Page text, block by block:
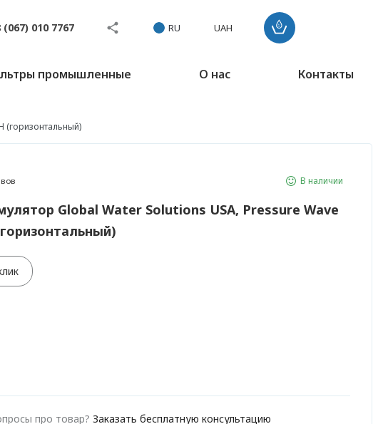
(067) 010 7767 RU UAH
промышленные О нас Контакты
(горизонтальный)
В наличии
Global Water Solutions USA, Pressure Wave
про товар? Заказать бесплатную консультацию